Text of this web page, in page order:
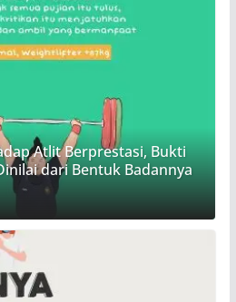
Atlit Berprestasi, Bukti
dari Bentuk Badannya